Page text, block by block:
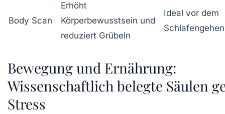
Body Scan
Erhöht
Körperbewusstsein und
reduziert Grübeln
Ideal vor dem
Schlafengehen
Bewegung und Ernährung:
Wissenschaftlich belegte Säulen
Stress